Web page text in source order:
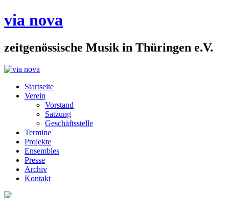
via nova
zeitgenössische Musik in Thüringen e.V.
Startseite
Verein
Vorstand
Satzung
Geschäftsstelle
Termine
Projekte
Ensembles
Presse
Archiv
Kontakt